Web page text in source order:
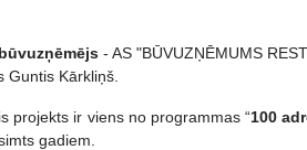
būvuzņēmējs - AS "BŪVUZŅĒMUMS
Guntis Kārkliņš.
projekts ir viens no programmas “100
gadiem.